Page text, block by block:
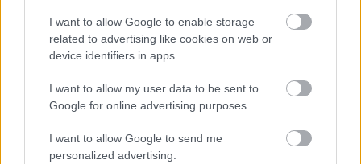
I want to allow Google to enable storage
related to advertising like cookies on web or
device identifiers in apps.
I want to allow my user data to be sent to
Google for online advertising purposes.
I want to allow Google to send me
personalized advertising.
Másfélszeresére bővítik
Hódmezővásárhely jó hírű református
iskoláját